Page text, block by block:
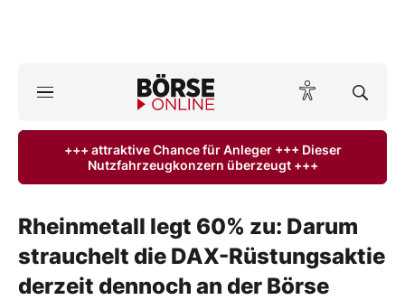
ktuelle Ausgabe BÖRSE ONLINE lesen
Anlageprodukte
Finanz-Check
+++ attraktive Chance für Anleger +++ Dieser
Nutzfahrzeugkonzern überzeugt +++
Rheinmetall legt 60% zu: Darum
strauchelt die DAX-Rüstungsaktie
derzeit dennoch an der Börse